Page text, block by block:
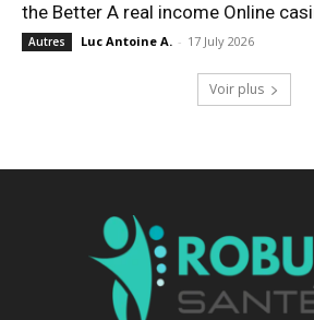
the Better A real income Online
Autres Luc Antoine A. - 17 July 2026
Voir plus